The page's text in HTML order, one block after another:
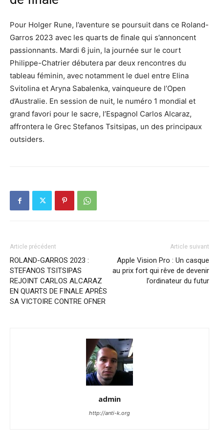
Pour Holger Rune, l’aventure se poursuit dans ce Roland-
Garros 2023 avec les quarts de finale qui s’annoncent
passionnants. Mardi 6 juin, la journée sur le court
Philippe-Chatrier débutera par deux rencontres du
tableau féminin, avec notamment le duel entre Elina
Svitolina et Aryna Sabalenka, vainqueure de l’Open
d’Australie. En session de nuit, le numéro 1 mondial et
grand favori pour le sacre, l’Espagnol Carlos Alcaraz,
affrontera le Grec Stefanos Tsitsipas, un des principaux
outsiders.
Article précédent
ROLAND-GARROS 2023 :
STEFANOS TSITSIPAS
REJOINT CARLOS ALCARAZ
EN QUARTS DE FINALE APRÈS
SA VICTOIRE CONTRE OFNER
Article suivant
Apple Vision Pro : Un casque
au prix fort qui rêve de devenir
l’ordinateur du futur
admin
http://anti-k.org